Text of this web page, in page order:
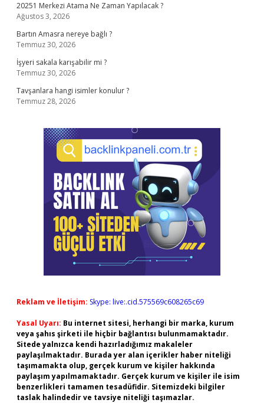
20251 Merkezi Atama Ne Zaman Yapılacak ?
Ağustos 3, 2026
Bartın Amasra nereye bağlı ?
Temmuz 30, 2026
İşyeri sakala karışabilir mi ?
Temmuz 30, 2026
Tavşanlara hangi isimler konulur ?
Temmuz 28, 2026
Reklam ve İletişim: Skype: live:.cid.575569c608265c69
Yasal Uyarı: Bu internet sitesi, herhangi bir marka, kurum
veya şahıs şirketi ile hiçbir bağlantısı bulunmamaktadır.
Sitede yalnızca kendi hazırladığımız makaleler
paylaşılmaktadır. Burada yer alan içerikler haber niteliği
taşımamakta olup, gerçek kurum ve kişiler hakkında
paylaşım yapılmamaktadır. Gerçek kurum ve kişiler ile isim
benzerlikleri tamamen tesadüfidir. Sitemizdeki bilgiler
taslak halindedir ve tavsiye niteliği taşımazlar.